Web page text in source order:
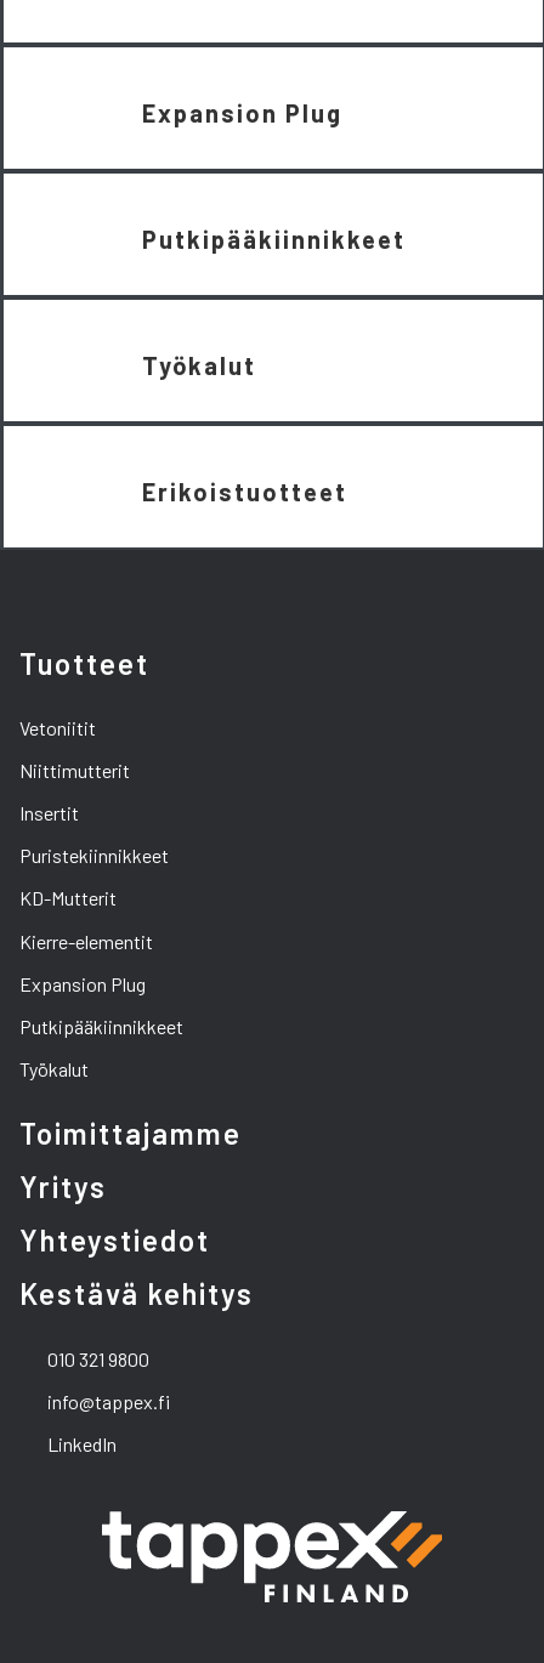
Expansion Plug
Putkipääkiinnikkeet
Työkalut
Erikoistuotteet
Tuotteet
Vetoniitit
Niittimutterit
Insertit
Puristekiinnikkeet
KD-Mutterit
Kierre-elementit
Expansion Plug
Putkipääkiinnikkeet
Työkalut
Toimittajamme
Yritys
Yhteystiedot
Kestävä kehitys
010 321 9800
info@tappex.fi
LinkedIn